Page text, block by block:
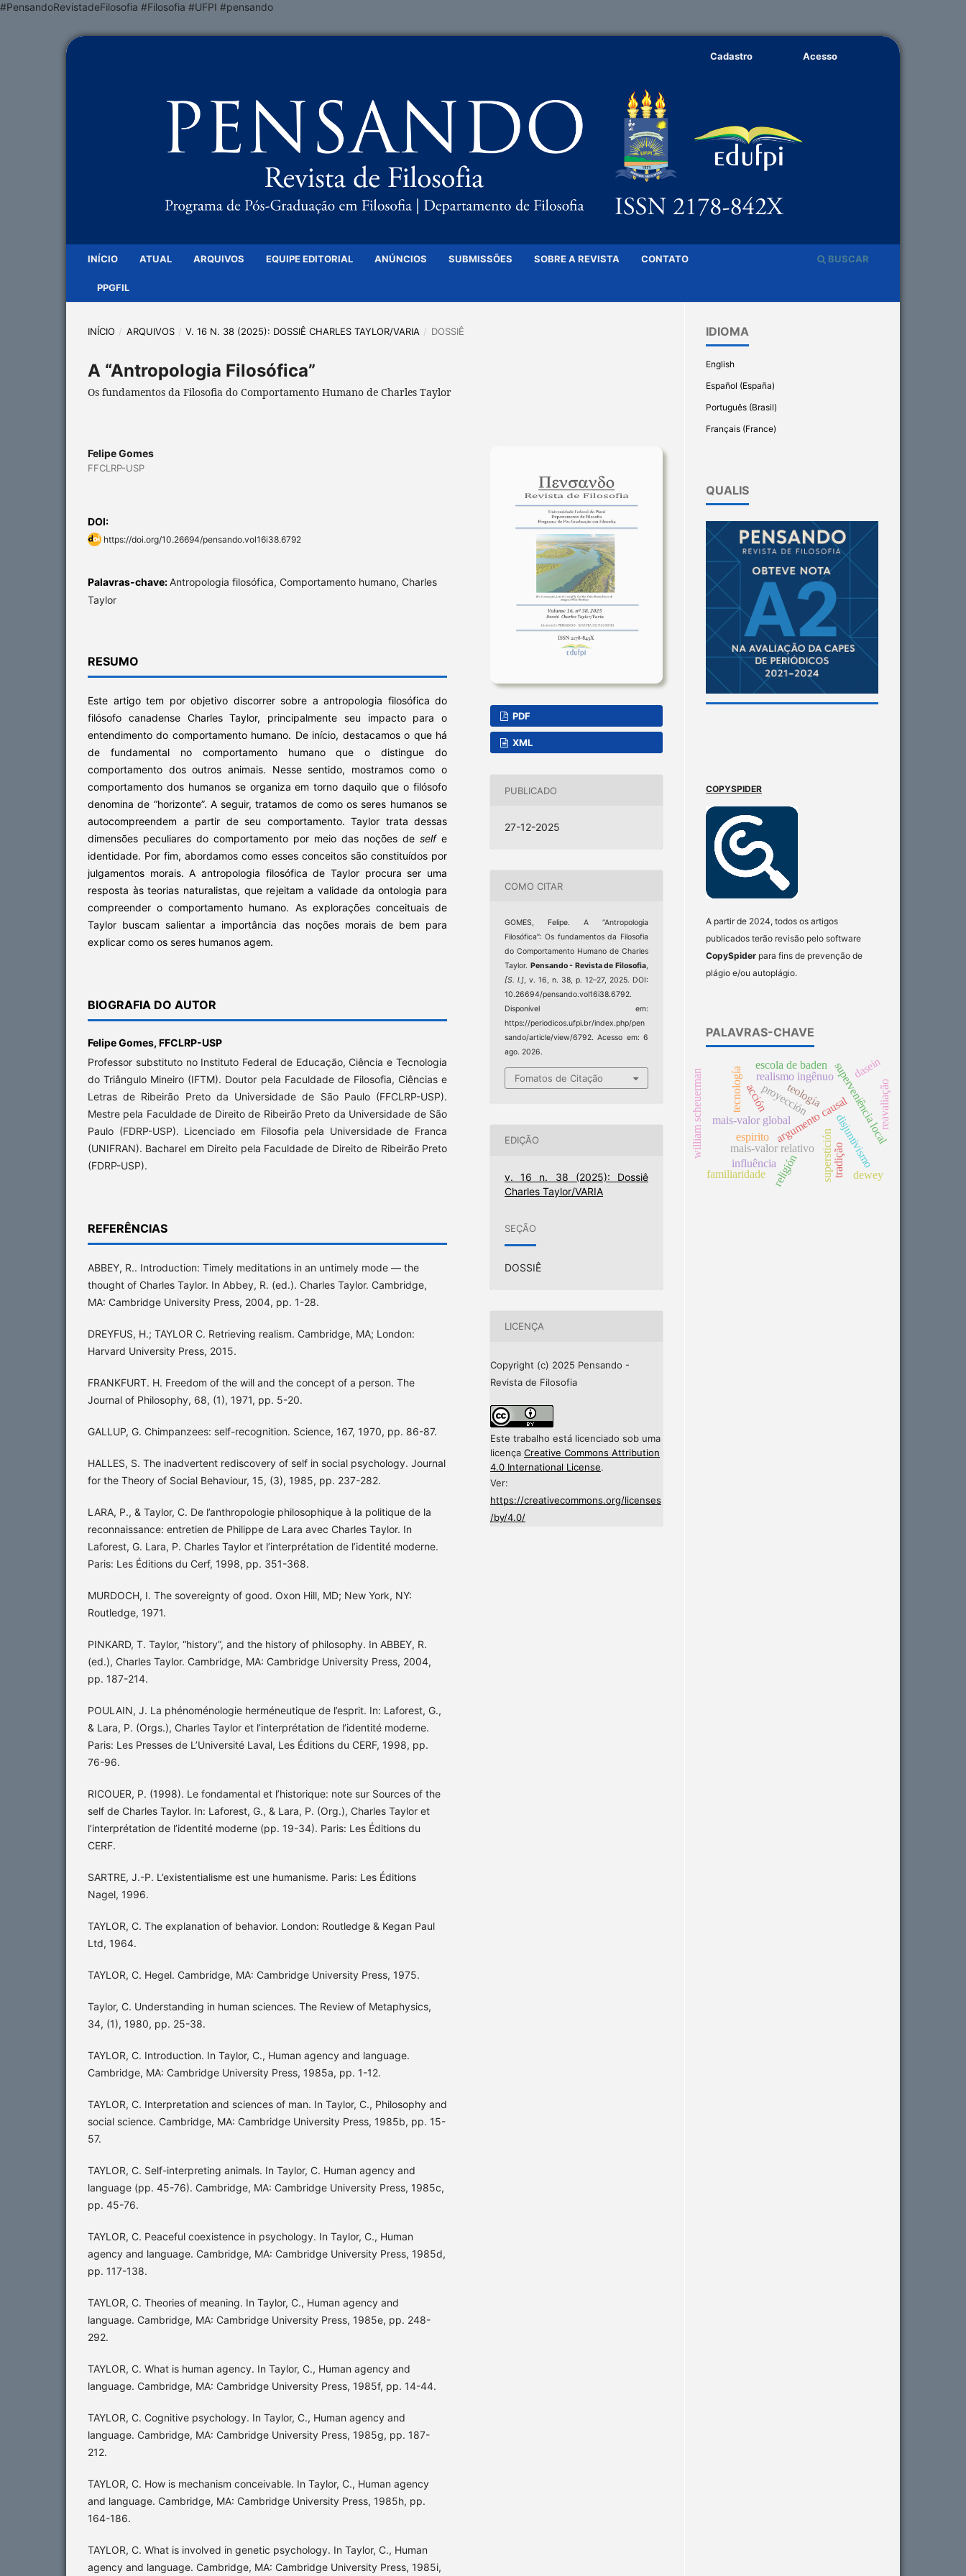
#PensandoRevistadeFilosofia #Filosofia #UFPI #pensando
INÍCIO ATUAL ARQUIVOS EQUIPE EDITORIAL ANÚNCIOS SUBMISSÕES SOBRE A REVISTA CONTATO
PPGFIL
BUSCAR
Cadastro Acesso
INÍCIO / ARQUIVOS / V. 16 N. 38 (2025): DOSSIÊ CHARLES TAYLOR/VARIA / DOSSIÊ
A “Antropologia Filosófica”
Os fundamentos da Filosofia do Comportamento Humano de Charles Taylor
Felipe Gomes
FFCLRP-USP
DOI:
https://doi.org/10.26694/pensando.vol16i38.6792
Palavras-chave:Antropologia filosófica, Comportamento humano, Charles
Taylor
RESUMO
Este artigo tem por objetivo discorrer sobre a antropologia filosófica do
filósofo canadense Charles Taylor, principalmente seu impacto para o
entendimento do comportamento humano. De início, destacamos o que há
de fundamental no comportamento humano que o distingue do
comportamento dos outros animais. Nesse sentido, mostramos como o
comportamento dos humanos se organiza em torno daquilo que o filósofo
denomina de “horizonte”. A seguir, tratamos de como os seres humanos se
autocompreendem a partir de seu comportamento. Taylor trata dessas
dimensões peculiares do comportamento por meio das noções de self e
identidade. Por fim, abordamos como esses conceitos são constituídos por
julgamentos morais. A antropologia filosófica de Taylor procura ser uma
resposta às teorias naturalistas, que rejeitam a validade da ontologia para
compreender o comportamento humano. As explorações conceituais de
Taylor buscam salientar a importância das noções morais de bem para
explicar como os seres humanos agem.
BIOGRAFIA DO AUTOR
Felipe Gomes, FFCLRP-USP
Professor substituto no Instituto Federal de Educação, Ciência e Tecnologia
do Triângulo Mineiro (IFTM). Doutor pela Faculdade de Filosofia, Ciências e
Letras de Ribeirão Preto da Universidade de São Paulo (FFCLRP-USP).
Mestre pela Faculdade de Direito de Ribeirão Preto da Universidade de São
Paulo (FDRP-USP). Licenciado em Filosofia pela Universidade de Franca
(UNIFRAN). Bacharel em Direito pela Faculdade de Direito de Ribeirão Preto
(FDRP-USP).
REFERÊNCIAS
ABBEY, R.. Introduction: Timely meditations in an untimely mode — the
thought of Charles Taylor. In Abbey, R. (ed.). Charles Taylor. Cambridge,
MA: Cambridge University Press, 2004, pp. 1-28.
DREYFUS, H.; TAYLOR C. Retrieving realism. Cambridge, MA; London:
Harvard University Press, 2015.
FRANKFURT. H. Freedom of the will and the concept of a person. The
Journal of Philosophy, 68, (1), 1971, pp. 5-20.
GALLUP, G. Chimpanzees: self-recognition. Science, 167, 1970, pp. 86-87.
HALLES, S. The inadvertent rediscovery of self in social psychology. Journal
for the Theory of Social Behaviour, 15, (3), 1985, pp. 237-282.
LARA, P., & Taylor, C. De l’anthropologie philosophique à la politique de la
reconnaissance: entretien de Philippe de Lara avec Charles Taylor. In
Laforest, G. Lara, P. Charles Taylor et l’interprétation de l’identité moderne.
Paris: Les Éditions du Cerf, 1998, pp. 351-368.
MURDOCH, I. The sovereignty of good. Oxon Hill, MD; New York, NY:
Routledge, 1971.
PINKARD, T. Taylor, “history”, and the history of philosophy. In ABBEY, R.
(ed.), Charles Taylor. Cambridge, MA: Cambridge University Press, 2004,
pp. 187-214.
POULAIN, J. La phénoménologie herméneutique de l’esprit. In: Laforest, G.,
& Lara, P. (Orgs.), Charles Taylor et l’interprétation de l’identité moderne.
Paris: Les Presses de L’Université Laval, Les Éditions du CERF, 1998, pp.
76-96.
RICOUER, P. (1998). Le fondamental et l’historique: note sur Sources of the
self de Charles Taylor. In: Laforest, G., & Lara, P. (Org.), Charles Taylor et
l’interprétation de l’identité moderne (pp. 19-34). Paris: Les Éditions du
CERF.
SARTRE, J.-P. L’existentialisme est une humanisme. Paris: Les Éditions
Nagel, 1996.
TAYLOR, C. The explanation of behavior. London: Routledge & Kegan Paul
Ltd, 1964.
TAYLOR, C. Hegel. Cambridge, MA: Cambridge University Press, 1975.
Taylor, C. Understanding in human sciences. The Review of Metaphysics,
34, (1), 1980, pp. 25-38.
TAYLOR, C. Introduction. In Taylor, C., Human agency and language.
Cambridge, MA: Cambridge University Press, 1985a, pp. 1-12.
TAYLOR, C. Interpretation and sciences of man. In Taylor, C., Philosophy and
social science. Cambridge, MA: Cambridge University Press, 1985b, pp. 15-
57.
TAYLOR, C. Self-interpreting animals. In Taylor, C. Human agency and
language (pp. 45-76). Cambridge, MA: Cambridge University Press, 1985c,
pp. 45-76.
TAYLOR, C. Peaceful coexistence in psychology. In Taylor, C., Human
agency and language. Cambridge, MA: Cambridge University Press, 1985d,
pp. 117-138.
TAYLOR, C. Theories of meaning. In Taylor, C., Human agency and
language. Cambridge, MA: Cambridge University Press, 1985e, pp. 248-
292.
TAYLOR, C. What is human agency. In Taylor, C., Human agency and
language. Cambridge, MA: Cambridge University Press, 1985f, pp. 14-44.
TAYLOR, C. Cognitive psychology. In Taylor, C., Human agency and
language. Cambridge, MA: Cambridge University Press, 1985g, pp. 187-
212.
TAYLOR, C. How is mechanism conceivable. In Taylor, C., Human agency
and language. Cambridge, MA: Cambridge University Press, 1985h, pp.
164-186.
TAYLOR, C. What is involved in genetic psychology. In Taylor, C., Human
agency and language. Cambridge, MA: Cambridge University Press, 1985i,
PDF
XML
PUBLICADO
27-12-2025
COMO CITAR
GOMES, Felipe. A “Antropologia
Filosófica”: Os fundamentos da Filosofia
do Comportamento Humano de Charles
Taylor. Pensando - Revista de Filosofia,
[S. l.], v. 16, n. 38, p. 12–27, 2025. DOI:
10.26694/pensando.vol16i38.6792.
Disponível em:
https://periodicos.ufpi.br/index.php/pen
sando/article/view/6792. Acesso em: 6
ago. 2026.
Fomatos de Citação
EDIÇÃO
v. 16 n. 38 (2025): Dossiê
Charles Taylor/VARIA
SEÇÃO
DOSSIÊ
LICENÇA
Copyright (c) 2025 Pensando -
Revista de Filosofia
Este trabalho está licenciado sob uma
licença Creative Commons Attribution
4.0 International License.
Ver:
https://creativecommons.org/licenses
/by/4.0/
IDIOMA
English
Español (España)
Português (Brasil)
Français (France)
QUALIS
COPYSPIDER
A partir de 2024, todos os artigos
publicados terão revisão pelo software
CopySpider para fins de prevenção de
plágio e/ou autoplágio.
PALAVRAS-CHAVE
argumento causal
superstición
proyección
mais-valor global
mais-valor relativo
superveniência local
disjuntivismo
religión
realismo ingênuo
tecnología
dewey
teología
espirito
influência
familiaridade
william scheuerman
escola de baden dasein
reavaliação
tradição
acción